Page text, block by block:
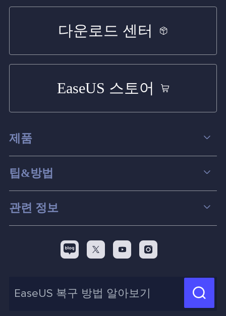
다운로드 센터
EaseUS 스토어
제품
데이터 복구
파티션 관리
스크린 레코더
백업&복원
신제품 New
팁&방법
컴퓨터 데이터 복구 팁
맥 데이터 복구 팁
디스크 파티션 팁
화면 녹화 팁
관련 정보
리셀러
  
